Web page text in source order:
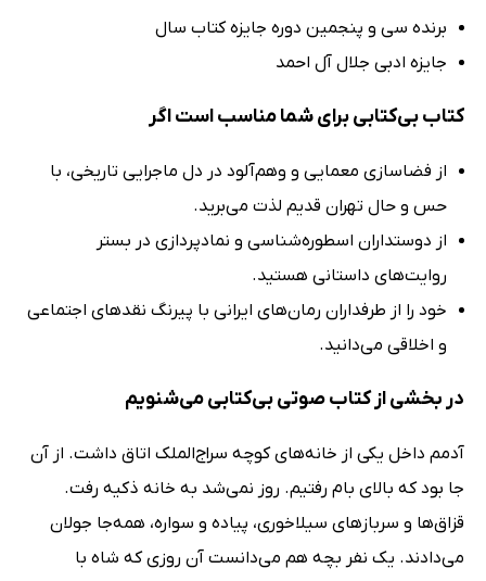
برنده سی و پنجمین دوره جایزه کتاب سال
جایزه ادبی جلال آل احمد
کتاب بی‌کتابی برای شما مناسب است اگر
از فضاسازی معمایی و وهم‌آلود در دل ماجرایی تاریخی، با
حس و حال تهران قدیم لذت می‌برید.
از دوستداران اسطوره‌شناسی و نمادپردازی در بستر
روایت‌های داستانی هستید.
خود را از طرفداران رمان‌های ایرانی با پیرنگ نقدهای اجتماعی
و اخلاقی می‌دانید.
در بخشی از کتاب صوتی بی‌کتابی می‌شنویم
آدمم داخل یکی از خانه‌های کوچه سراج‌الملک اتاق داشت. از آن
جا بود که بالای بام رفتیم. روز نمی‌شد به خانه ذکیه رفت.
قزاق‌ها و سربازهای سیلاخوری، پیاده و سواره، همه‌جا جولان
می‌دادند. یک نفر بچه هم می‌دانست آن روزی که شاه با